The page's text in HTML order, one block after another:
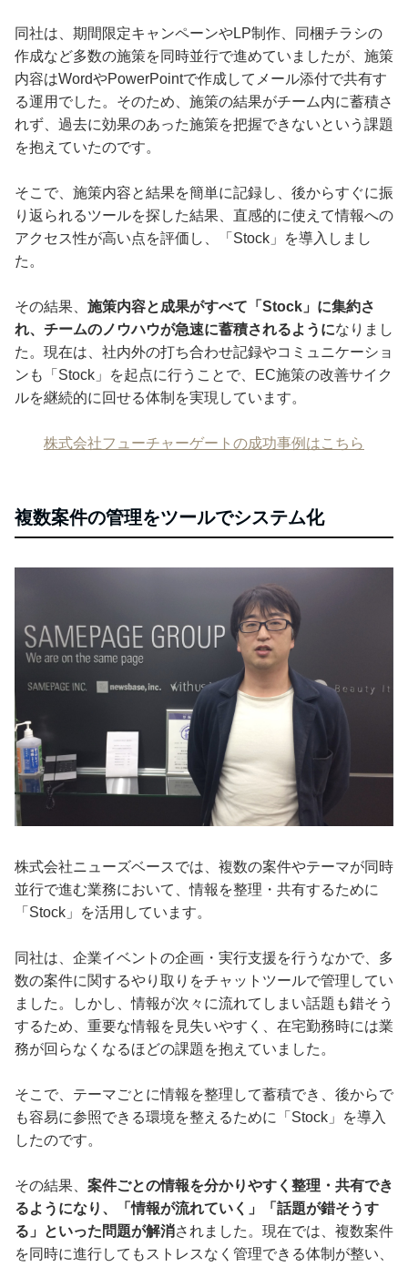
同社は、期間限定キャンペーンやLP制作、同梱チラシの
作成など多数の施策を同時並行で進めていましたが、施策
内容はWordやPowerPointで作成してメール添付で共有す
る運用でした。そのため、施策の結果がチーム内に蓄積さ
れず、過去に効果のあった施策を把握できないという課題
を抱えていたのです。
そこで、施策内容と結果を簡単に記録し、後からすぐに振
り返られるツールを探した結果、直感的に使えて情報への
アクセス性が高い点を評価し、「Stock」を導入しまし
た。
その結果、 施策内容と成果がすべて「Stock」に集約さ
れ、チームのノウハウが急速に蓄積されるようになりまし
た。現在は、社内外の打ち合わせ記録やコミュニケーショ
ンも「Stock」を起点に行うことで、EC施策の改善サイク
ルを継続的に回せる体制を実現しています。
株式会社フューチャーゲートの成功事例はこちら
複数案件の管理をツールでシステム化
株式会社ニューズベースでは、複数の案件やテーマが同時
並行で進む業務において、情報を整理・共有するために
「Stock」を活用しています。
同社は、企業イベントの企画・実行支援を行うなかで、多
数の案件に関するやり取りをチャットツールで管理してい
ました。しかし、情報が次々に流れてしまい話題も錯そう
するため、重要な情報を見失いやすく、在宅勤務時には業
務が回らなくなるほどの課題を抱えていました。
そこで、テーマごとに情報を整理して蓄積でき、後からで
も容易に参照できる環境を整えるために「Stock」を導入
したのです。
その結果、 案件ごとの情報を分かりやすく整理・共有でき
るようになり、「情報が流れていく」「話題が錯そうす
る」といった問題が解消されました。現在では、複数案件
を同時に進行してもストレスなく管理できる体制が整い、